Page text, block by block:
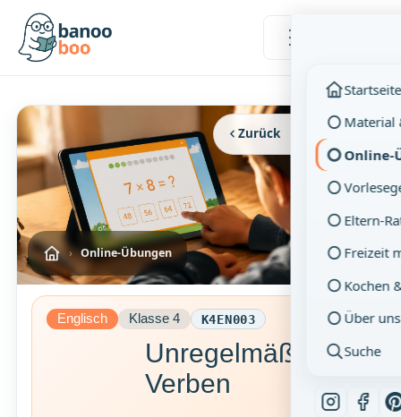
Startseite
Material
Online-
Eltern-
Freizeit
Kochen
Über uns
Suche
Zurück Vollbild
› Online-Übungen
Englisch Klasse 4 K4EN003
Unregelmäßige
Verben